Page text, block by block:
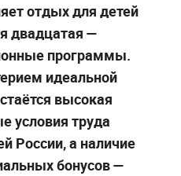
отдых для детей
двадцатая —
программы.
идеальной
высокая
условия труда
России, а наличие
бонусов —